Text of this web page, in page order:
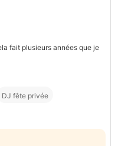
fait plusieurs années que je
DJ fête privée